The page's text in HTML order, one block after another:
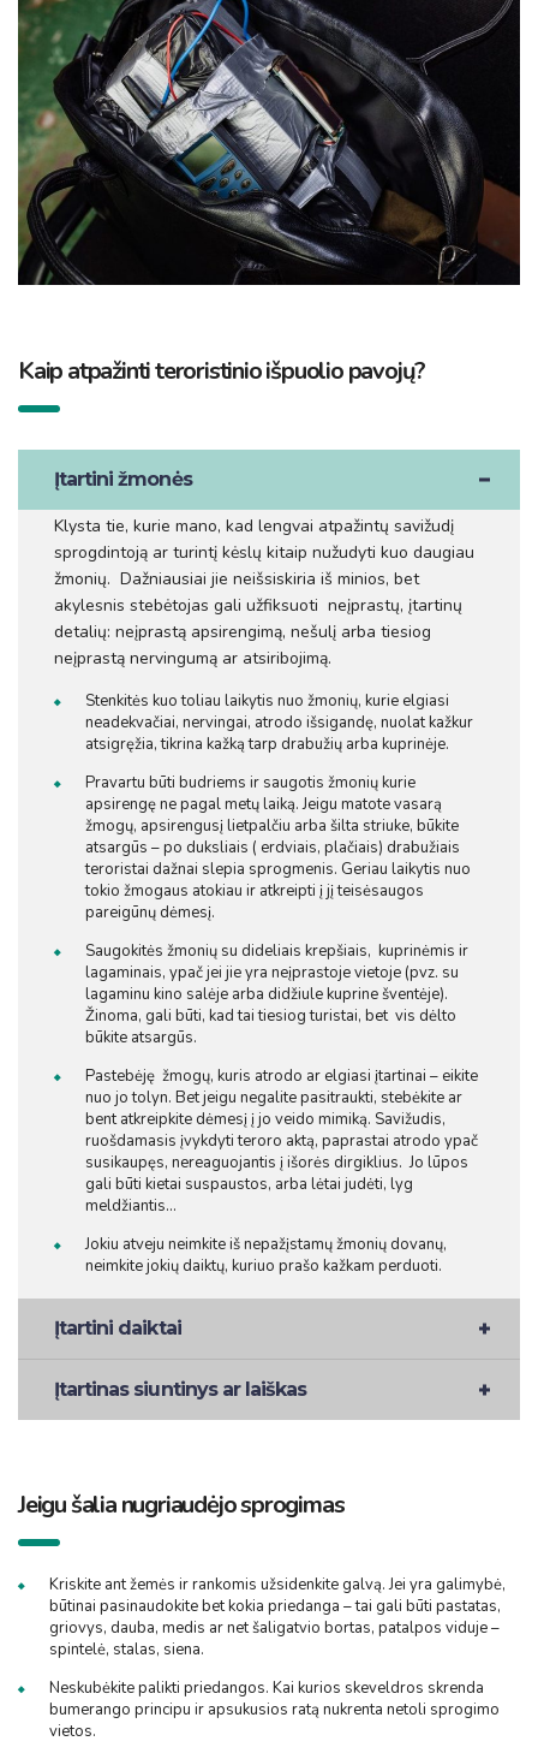
Kaip atpažinti teroristinio išpuolio pavojų?
Įtartini žmonės
Klysta tie, kurie mano, kad lengvai atpažintų savižudį
sprogdintoją ar turintį kėslų kitaip nužudyti kuo daugiau
žmonių. Dažniausiai jie neišsiskiria iš minios, bet
akylesnis stebėtojas gali užfiksuoti neįprastų, įtartinų
detalių: neįprastą apsirengimą, nešulį arba tiesiog
neįprastą nervingumą ar atsiribojimą.
Stenkitės kuo toliau laikytis nuo žmonių, kurie elgiasi
neadekvačiai, nervingai, atrodo išsigandę, nuolat kažkur
atsigręžia, tikrina kažką tarp drabužių arba kuprinėje.
Pravartu būti budriems ir saugotis žmonių kurie
apsirengę ne pagal metų laiką. Jeigu matote vasarą
žmogų, apsirengusį lietpalčiu arba šilta striuke, būkite
atsargūs – po duksliais ( erdviais, plačiais) drabužiais
teroristai dažnai slepia sprogmenis. Geriau laikytis nuo
tokio žmogaus atokiau ir atkreipti į jį teisėsaugos
pareigūnų dėmesį.
Saugokitės žmonių su dideliais krepšiais, kuprinėmis ir
lagaminais, ypač jei jie yra neįprastoje vietoje (pvz. su
lagaminu kino salėje arba didžiule kuprine šventėje).
Žinoma, gali būti, kad tai tiesiog turistai, bet vis dėlto
būkite atsargūs.
Pastebėję žmogų, kuris atrodo ar elgiasi įtartinai – eikite
nuo jo tolyn. Bet jeigu negalite pasitraukti, stebėkite ar
bent atkreipkite dėmesį į jo veido mimiką. Savižudis,
ruošdamasis įvykdyti teroro aktą, paprastai atrodo ypač
susikaupęs, nereaguojantis į išorės dirgiklius. Jo lūpos
gali būti kietai suspaustos, arba lėtai judėti, lyg
meldžiantis…
Jokiu atveju neimkite iš nepažįstamų žmonių dovanų,
neimkite jokių daiktų, kuriuo prašo kažkam perduoti.
Įtartini daiktai
Įtartinas siuntinys ar laiškas
Jeigu šalia nugriaudėjo sprogimas
Kriskite ant žemės ir rankomis užsidenkite galvą. Jei yra galimybė,
būtinai pasinaudokite bet kokia priedanga – tai gali būti pastatas,
griovys, dauba, medis ar net šaligatvio bortas, patalpos viduje –
spintelė, stalas, siena.
Neskubėkite palikti priedangos. Kai kurios skeveldros skrenda
bumerango principu ir apsukusios ratą nukrenta netoli sprogimo
vietos.